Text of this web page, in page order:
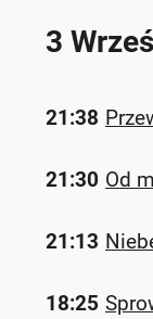
3
21:38
21:30 Od
21:13
18:25